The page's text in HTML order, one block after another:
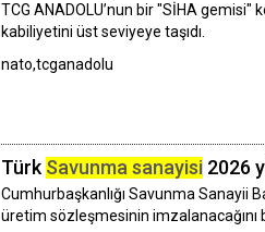
TCG ANADOLU’nun bir "SİHA
kabiliyetini üst seviyeye taşıdı.
nato,tcganadolu
Türk Savunma sanayisi 2026
Cumhurbaşkanlığı Savunma Sanayii
üretim sözleşmesinin imzalanacağını